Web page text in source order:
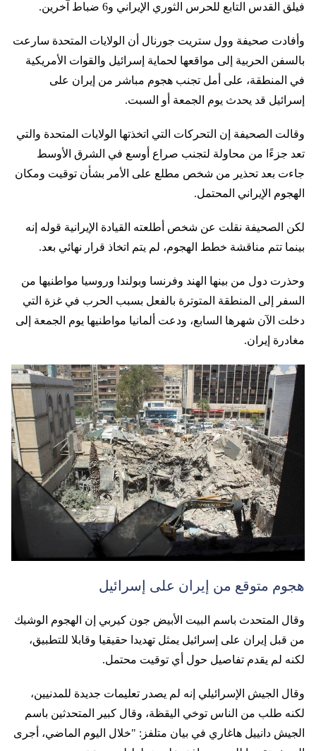
فيلق القدس التابع للحرس الثوري الإيراني و6 ضباط آخرين.
وأفادت صحيفة وول ستريت جورنال أن الولايات المتحدة سارعت
بالسفن الحربية إلى مواقعها لحماية إسرائيل والقوات الأمريكية
في المنطقة، على أمل تجنب هجوم مباشر من إيران على
إسرائيل قد يحدث يوم الجمعة أو السبت.
وقالت الصحيفة إن التحركات التي اتخذتها الولايات المتحدة والتي
تعد جزءًا من محاولة لتجنب صراع أوسع في الشرق الأوسط
جاءت بعد تحذير من شخص مطلع على الأمر بشأن توقيت ومكان
الهجوم الإيراني المحتمل.
لكن الصحيفة نقلت عن شخص أطلعته القيادة الإيرانية قوله إنه
بينما تتم مناقشة خطط الهجوم، لم يتم اتخاذ قرار نهائي بعد.
وحذرت دول من بينها الهند وفرنسا وبولندا وروسيا مواطنيها من
السفر إلى المنطقة المتوترة بالفعل بسبب الحرب في غزة التي
دخلت الآن شهرها السابع، ودعت ألمانيا مواطنيها يوم الجمعة إلى
مغادرة إيران.
هجوم متوقع من إيران على إسرائيل
وقال المتحدث باسم البيت الأبيض جون كيربي إن الهجوم الوشيك
من قبل إيران على إسرائيل يمثل تهديدا حقيقيا وقابلا للتطبيق،
لكنه لم يقدم تفاصيل حول أي توقيت محتمل.
وقال الجيش الإسرائيلي إنه لم يصدر تعليمات جديدة للمدنيين،
لكنه طلب من الناس توخي اليقظة، وقال كبير المتحدثين باسم
الجيش دانييل هاغاري في بيان متلفز: "خلال اليوم الماضي، أجرى